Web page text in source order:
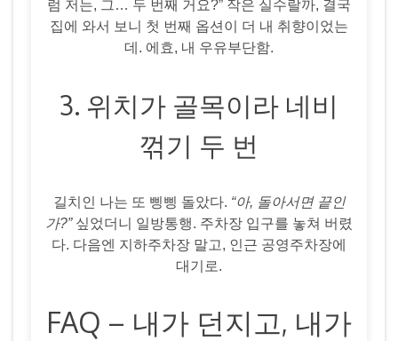
럼 저는, 그… 두 번째 거요?” 작은 실수랄까, 결국
집에 와서 보니 첫 번째 옵션이 더 내 취향이었는
데. 에효, 내 우유부단함.
3. 위치가 골목이라 네비
꺾기 두 번
길치인 나는 또 삥삥 돌았다. “아, 돌아서면 끝인
가?”싶었더니 일방통행. 주차장 입구를 놓쳐 버렸
다. 다음엔 지하주차장 말고, 인근 공영주차장에
대기로.
FAQ – 내가 던지고, 내가